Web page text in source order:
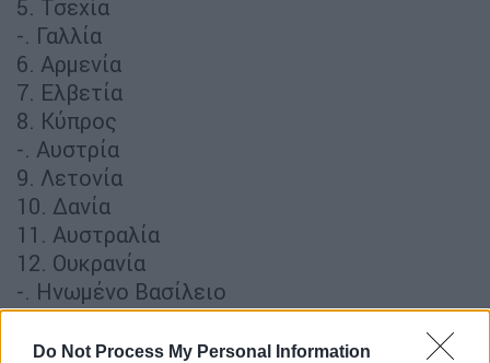
Do Not Process My Personal Information
5. Τσεχία
-. Γαλλία
6. Αρμενία
7. Ελβετία
8. Κύπρος
-. Αυστρία
9. Λετονία
10. Δανία
11. Αυστραλία
12. Ουκρανία
-. Ηνωμένο Βασίλειο
13. Αλβανία
14. Μάλτα